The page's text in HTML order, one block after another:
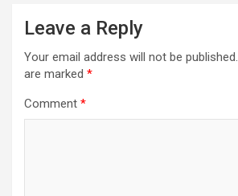
Leave a Reply
Your email address will not be published.
are marked *
Comment *